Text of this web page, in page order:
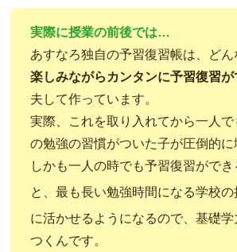
実際に授業の前後では…
あすなろ独自の予習復習帳は、ど
楽しみながらカンタンに予習復習が
夫して作っています。
実際、これを取り入れてから一人
の勉強の習慣がついた子が圧倒的に
しかも一人の時でも予習復習がで
と、最も長い勉強時間になる学校の
に活かせるようになるので、基礎
つくんです。